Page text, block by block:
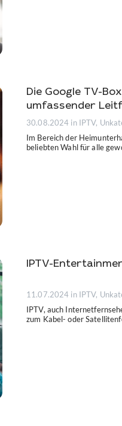
Die Google TV-
umfassender
30.08.2024 in IPTV,
Im Bereich der
beliebten Wahl für alle
IPTV-
11.07.2024 in IPTV,
IPTV, auch
zum Kabel- oder